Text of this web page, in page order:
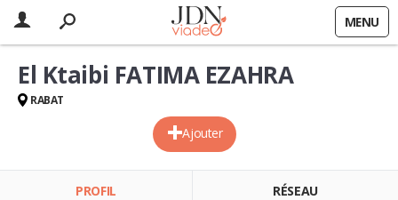
MENU
Ajouter
El Ktaibi FATIMA EZAHRA
RABAT
PROFIL RÉSEAU